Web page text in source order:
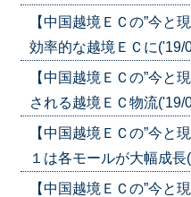
【中国越境ＥＣの”今
効率的な越境ＥＣに('19/
【中国越境ＥＣの”今
される越境ＥＣ物流('19/
【中国越境ＥＣの”今と
１は各モールが大幅成長
【中国越境ＥＣの”今